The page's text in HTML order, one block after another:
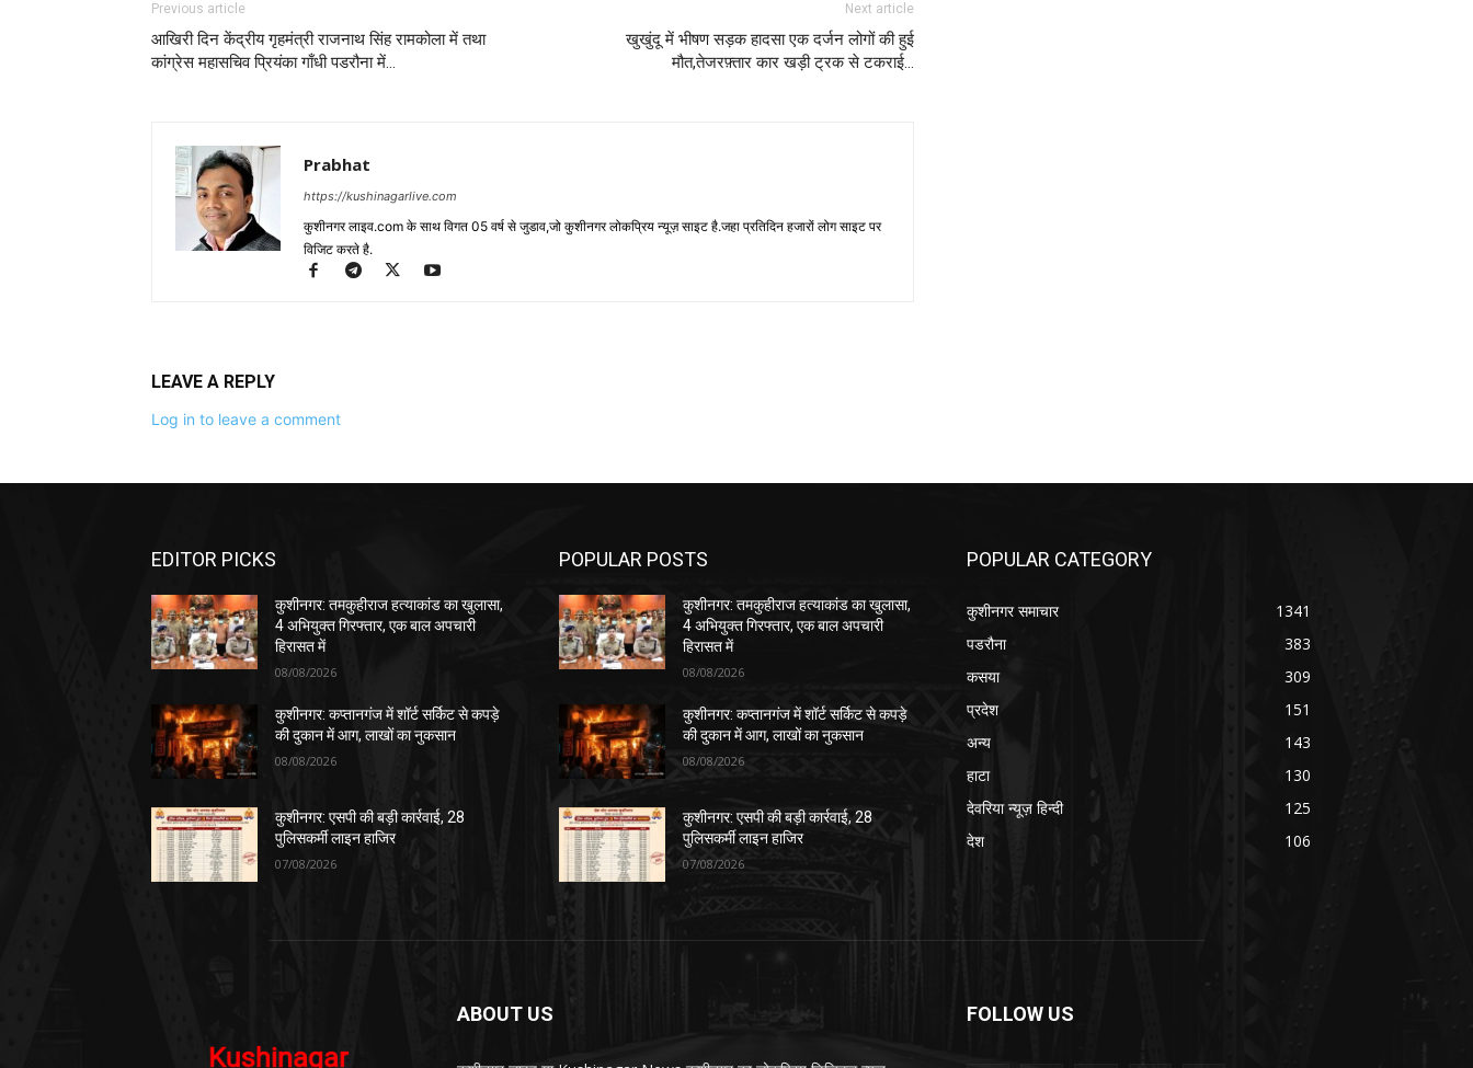
Previous article
आखिरी दिन केंद्रीय गृहमंत्री राजनाथ सिंह रामकोला में तथा
कांग्रेस महासचिव प्रियंका गाँधी पडरौना में…
Next article
खुखुंदू में भीषण सड़क हादसा एक दर्जन लोगों की हुई
मौत,तेजरफ़्तार कार खड़ी ट्रक से टकराई…
Prabhat
https://kushinagarlive.com
कुशीनगर लाइव.com के साथ विगत 05 वर्ष से जुडाव,जो कुशीनगर लोकप्रिय न्यूज़ साइट है.जहा प्रतिदिन हजारों लोग साइट पर
विजिट करते है.
LEAVE A REPLY
Log in to leave a comment
EDITOR PICKS
कुशीनगर: तमकुहीराज हत्याकांड का खुलासा,
4 अभियुक्त गिरफ्तार, एक बाल अपचारी
हिरासत में
08/08/2026
कुशीनगर: कप्तानगंज में शॉर्ट सर्किट से कपड़े
की दुकान में आग, लाखों का नुकसान
08/08/2026
कुशीनगर: एसपी की बड़ी कार्रवाई, 28
पुलिसकर्मी लाइन हाजिर
07/08/2026
POPULAR POSTS
कुशीनगर: तमकुहीराज हत्याकांड का खुलासा,
4 अभियुक्त गिरफ्तार, एक बाल अपचारी
हिरासत में
08/08/2026
कुशीनगर: कप्तानगंज में शॉर्ट सर्किट से कपड़े
की दुकान में आग, लाखों का नुकसान
08/08/2026
कुशीनगर: एसपी की बड़ी कार्रवाई, 28
पुलिसकर्मी लाइन हाजिर
07/08/2026
POPULAR CATEGORY
कुशीनगर समाचार
1341
पडरौना
383
कसया
309
प्रदेश
151
अन्य
143
हाटा
130
देवरिया न्यूज़ हिन्दी
125
देश
106
ABOUT US FOLLOW US